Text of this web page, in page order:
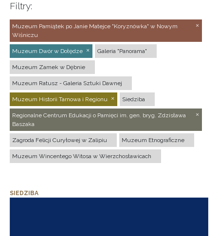
Filtry:
Muzeum Pamiątek po Janie Matejce "Koryznówka" w Nowym
Wiśniczu
Muzeum Dwór w Dołędze Galeria "Panorama"
Muzeum Zamek w Dębnie
Muzeum Ratusz - Galeria Sztuki Dawnej
Muzeum Historii Tarnowa i Regionu Siedziba
Regionalne Centrum Edukacji o Pamięci im. gen. bryg. Zdzisława
Baszaka
Zagroda Felicji Curyłowej w Zalipiu Muzeum Etnograficzne
Muzeum Wincentego Witosa w Wierzchosławicach
SIEDZIBA